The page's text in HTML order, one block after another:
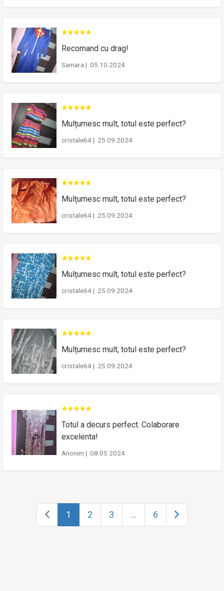
Recomand cu drag!
Samara | 05.10.2024
Mulțumesc mult, totul este perfect?
cristale64| 25.09.2024
Mulțumesc mult, totul este perfect?
cristale64| 25.09.2024
Mulțumesc mult, totul este perfect?
cristale64| 25.09.2024
Mulțumesc mult, totul este perfect?
cristale64| 25.09.2024
Totul a decurs perfect. Colaborare
excelenta!
Anonim | 08.05.2024
1 2 3 ... 6